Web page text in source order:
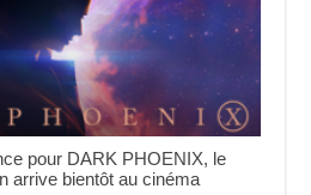
pour DARK PHOENIX, le
arrive bientôt au cinéma